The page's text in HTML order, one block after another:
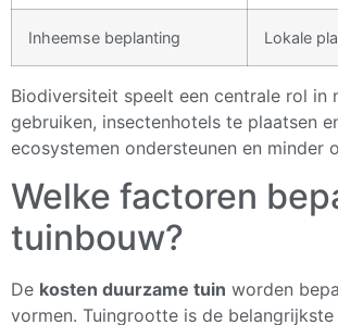
Inheemse beplanting Lokale
Biodiversiteit speelt een centrale rol
gebruiken, insectenhotels te plaatsen
ecosystemen ondersteunen en minder
Welke factoren
tuinbouw?
De kosten duurzame tuin worden
vormen. Tuingrootte is de